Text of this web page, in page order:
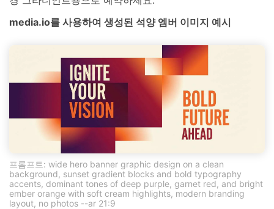
media.io를 사용하여 생성된 석양 엠버 이미지 예시
프롬프트: wide hero banner graphic design on a clean
background, sunset gradient blocks and bold typography
accents, dominant tones of deep purple, garnet red, and bright
ember orange with soft cream highlights, modern branding
layout, no photos --ar 21:9